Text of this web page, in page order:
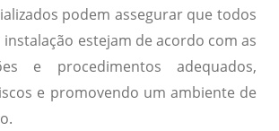
podem assegurar que todos
instalação estejam de acordo com as
e procedimentos adequados,
e promovendo um ambiente de